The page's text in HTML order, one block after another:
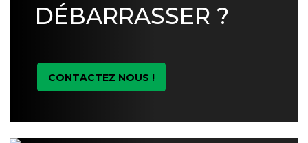
DÉBARRASSER ?
CONTACTEZ NOUS !